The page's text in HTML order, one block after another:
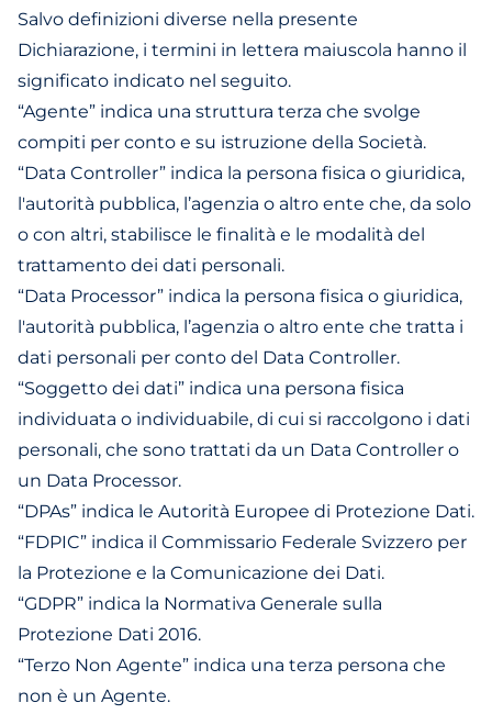
Salvo definizioni diverse nella presente
Dichiarazione, i termini in lettera maiuscola hanno il
significato indicato nel seguito.
“Agente” indica una struttura terza che svolge
compiti per conto e su istruzione della Società.
“Data Controller” indica la persona fisica o giuridica,
l'autorità pubblica, l’agenzia o altro ente che, da solo
o con altri, stabilisce le finalità e le modalità del
trattamento dei dati personali.
“Data Processor” indica la persona fisica o giuridica,
l'autorità pubblica, l’agenzia o altro ente che tratta i
dati personali per conto del Data Controller.
“Soggetto dei dati” indica una persona fisica
individuata o individuabile, di cui si raccolgono i dati
personali, che sono trattati da un Data Controller o
un Data Processor.
“DPAs” indica le Autorità Europee di Protezione Dati.
“FDPIC” indica il Commissario Federale Svizzero per
la Protezione e la Comunicazione dei Dati.
“GDPR” indica la Normativa Generale sulla
Protezione Dati 2016.
“Terzo Non Agente” indica una terza persona che
non è un Agente.